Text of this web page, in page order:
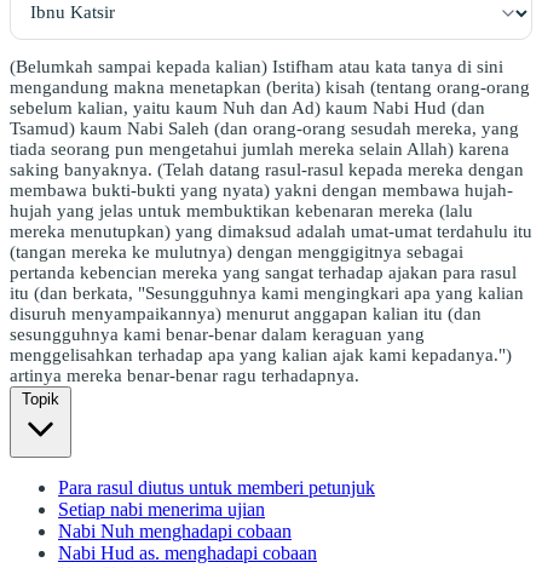
(Belumkah sampai kepada kalian) Istifham atau kata tanya di sini
mengandung makna menetapkan (berita) kisah (tentang orang-orang
sebelum kalian, yaitu kaum Nuh dan Ad) kaum Nabi Hud (dan
Tsamud) kaum Nabi Saleh (dan orang-orang sesudah mereka, yang
tiada seorang pun mengetahui jumlah mereka selain Allah) karena
saking banyaknya. (Telah datang rasul-rasul kepada mereka dengan
membawa bukti-bukti yang nyata) yakni dengan membawa hujah-
hujah yang jelas untuk membuktikan kebenaran mereka (lalu
mereka menutupkan) yang dimaksud adalah umat-umat terdahulu itu
(tangan mereka ke mulutnya) dengan menggigitnya sebagai
pertanda kebencian mereka yang sangat terhadap ajakan para rasul
itu (dan berkata, "Sesungguhnya kami mengingkari apa yang kalian
disuruh menyampaikannya) menurut anggapan kalian itu (dan
sesungguhnya kami benar-benar dalam keraguan yang
menggelisahkan terhadap apa yang kalian ajak kami kepadanya.")
artinya mereka benar-benar ragu terhadapnya.
Topik
Para rasul diutus untuk memberi petunjuk
Setiap nabi menerima ujian
Nabi Nuh menghadapi cobaan
Nabi Hud as. menghadapi cobaan